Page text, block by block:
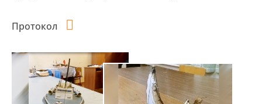
Протокол